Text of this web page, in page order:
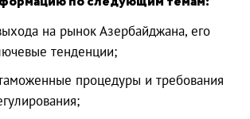
на рынок Азербайджана, его
тенденции;
процедуры и требования